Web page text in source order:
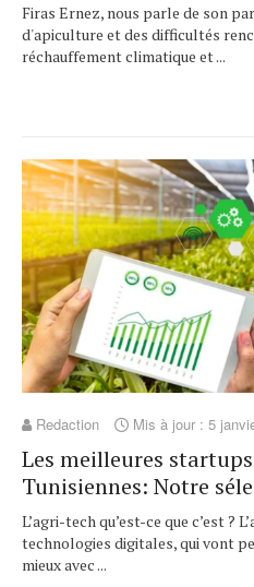
Firas Ernez, nous parle de son
d'apiculture et des difficultés
réchauffement climatique et ...
Redaction Mis à jour : 5
Les meilleures
Tunisiennes: Notre
L’agri-tech qu’est-ce que c’est ?
technologies digitales, qui vont
mieux avec ...